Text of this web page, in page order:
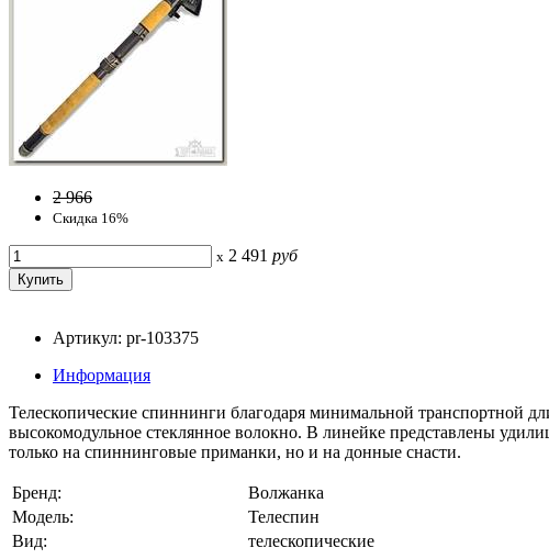
2 966
Скидка 16%
x 2 491 руб
Артикул: pr-103375
Информация
Телескопические спиннинги благодаря минимальной транспортной
высокомодульное стеклянное волокно. В линейке представлены
только на спиннинговые приманки, но и на донные снасти.
Бренд:
Волжанка
Модель:
Телеспин
Вид:
телескопические